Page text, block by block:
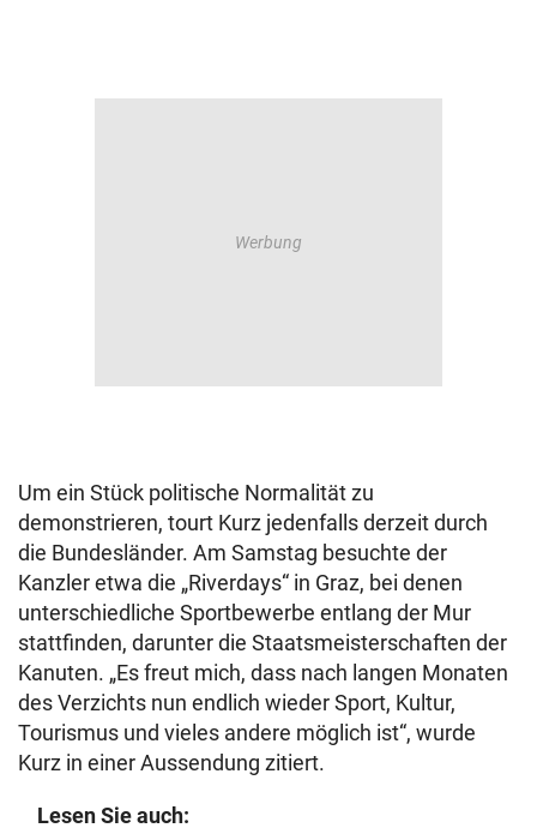
Um ein Stück politische Normalität zu
demonstrieren, tourt Kurz jedenfalls derzeit durch
die Bundesländer. Am Samstag besuchte der
Kanzler etwa die „Riverdays“ in Graz, bei denen
unterschiedliche Sportbewerbe entlang der Mur
stattfinden, darunter die Staatsmeisterschaften der
Kanuten. „Es freut mich, dass nach langen Monaten
des Verzichts nun endlich wieder Sport, Kultur,
Tourismus und vieles andere möglich ist“, wurde
Kurz in einer Aussendung zitiert.
Lesen Sie auch: